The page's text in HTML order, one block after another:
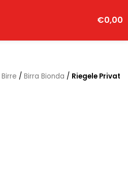
€0,00
Birre / Birra Bionda / Riegele Privat